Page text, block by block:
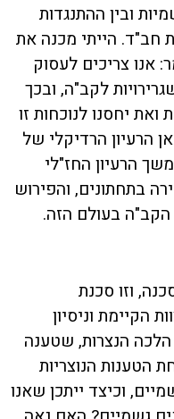
ובין ההתנגדות
חב"ד. הייתי מכנה את
אנו צריכים לעסוק
לקב"ה, ובכך
יחסנו לנוכחות זו
הרעיון הרדיקלי של
הרעיון החז"לי
בתחתונים, והפירוש
הקב"ה בעולם הזה.
וזו סכנת
הקיימת וניסיון
הנצרות, שטענה
הטענות הנוצריות
וכיצד ייתכן שאנו